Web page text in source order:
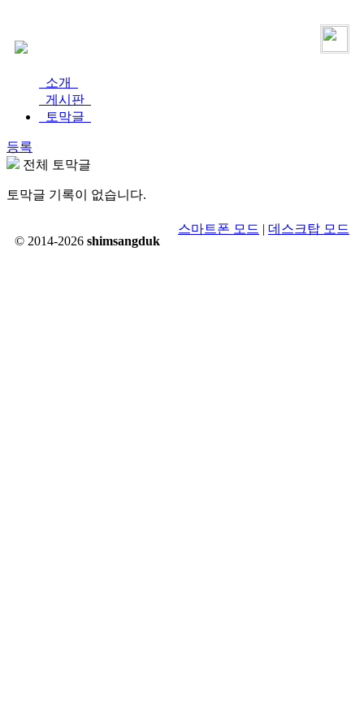
소개
게시판
토막글
등록
전체 토막글
토막글 기록이 없습니다.
© 2014-2026 shimsangduk
스마트폰 모드 | 데스크탑 모드